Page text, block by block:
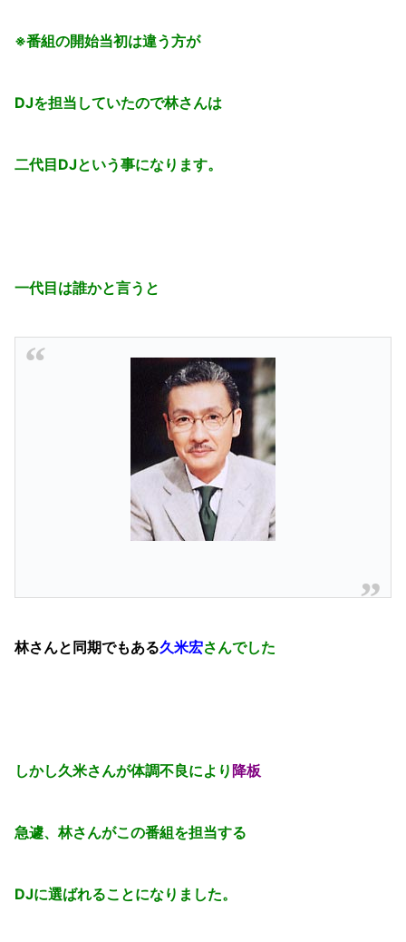
※番組の開始当初は違う方が
DJを担当していたので林さんは
二代目DJという事になります。
一代目は誰かと言うと
林さんと同期でもある久米宏さんでした
しかし久米さんが体調不良により 降板
急遽、林さんがこの番組を担当する
DJに選ばれることになりました。